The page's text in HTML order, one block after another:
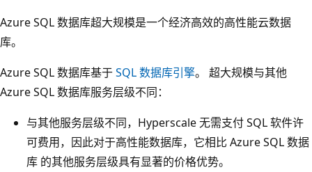
Azure SQL 数据库超大规模是一个经济高效的高性能云数据
库。
Azure SQL 数据库基于SQL 数据库引擎。 超大规模与其他
Azure SQL 数据库服务层级不同：
与其他服务层级不同，Hyperscale 无需支付 SQL 软件许
可费用，因此对于高性能数据库，它相比 Azure SQL 数据
库 的其他服务层级具有显著的价格优势。